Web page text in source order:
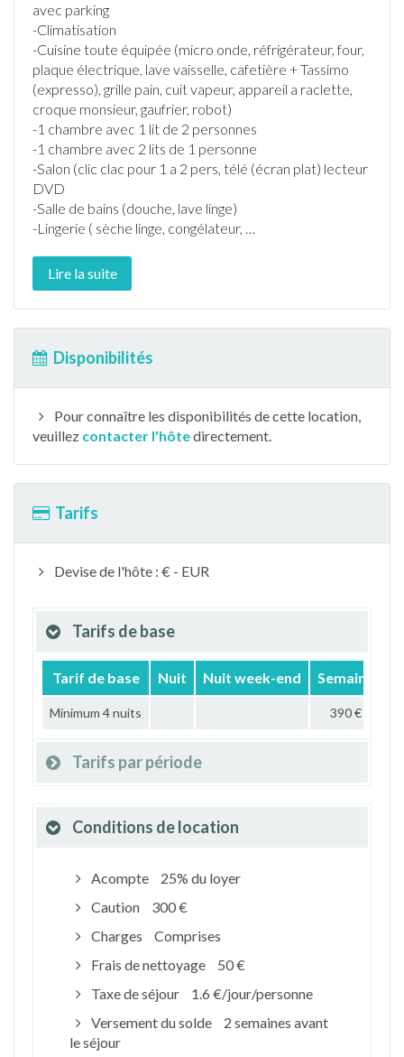
avec parking
-Climatisation
-Cuisine toute équipée (micro onde, réfrigérateur, four,
plaque électrique, lave vaisselle, cafetière + Tassimo
(expresso), grille pain, cuit vapeur, appareil a raclette,
croque monsieur, gaufrier, robot)
-1 chambre avec 1 lit de 2 personnes
-1 chambre avec 2 lits de 1 personne
-Salon (clic clac pour 1 a 2 pers, télé (écran plat) lecteur
DVD
-Salle de bains (douche, lave linge)
-Lingerie ( sèche linge, congélateur, …
Lire la suite
Disponibilités
Pour connaître les disponibilités de cette location,
veuillez contacter l'hôtedirectement.
Tarifs
Devise de l'hôte : € - EUR
Tarifs de base
Tarif de base Nuit Nuit week-end Semaine
Minimum 4 nuits 390 €
Tarifs par période
Conditions de location
Acompte
25% du loyer
Caution
300 €
Charges
Comprises
Frais de nettoyage
50 €
Taxe de séjour
1.6 €/jour/personne
Versement du solde
2 semaines avant
le séjour